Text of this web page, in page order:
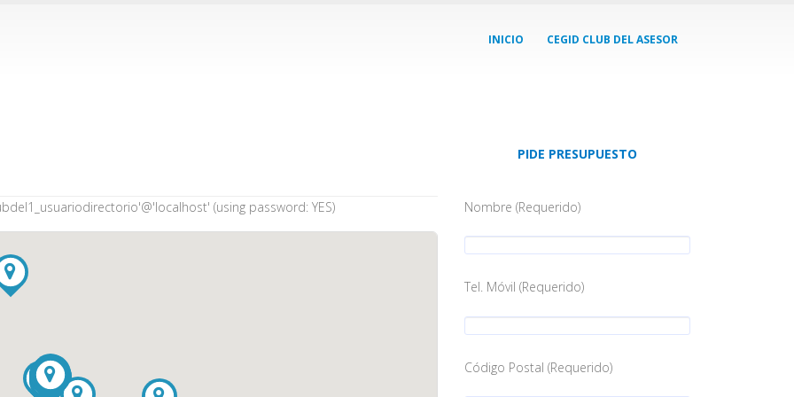
INICIO CEGID CLUB DEL ASESOR
(using password: YES)
PIDE PRESUPUESTO
Nombre (Requerido)
Tel. Móvil (Requerido)
Código Postal (Requerido)